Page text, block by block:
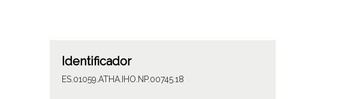
Identificador
ES.01059.ATHA.IHO.NP.00745.18